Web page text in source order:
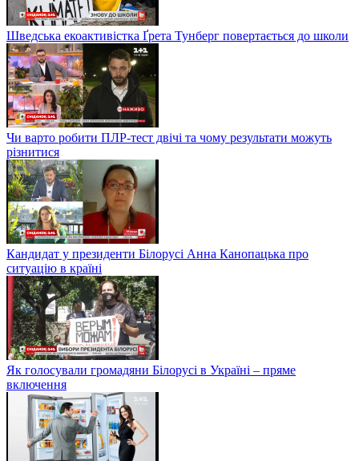
Шведська екоактивістка Ґрета Тунберг повертається до школи
Чи варто робити ПЛР-тест двічі та чому результати можуть
різнитися
Кандидат у президенти Білорусі Анна Канопацька про
ситуацію в країні
Як голосували громадяни Білорусі в Україні – пряме
включення